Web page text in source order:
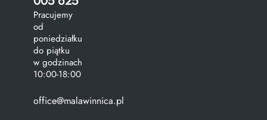
Pracujemy
od
poniedziałku
do piątku
w godzinach
10:00-18:00
office@malawinnica.pl